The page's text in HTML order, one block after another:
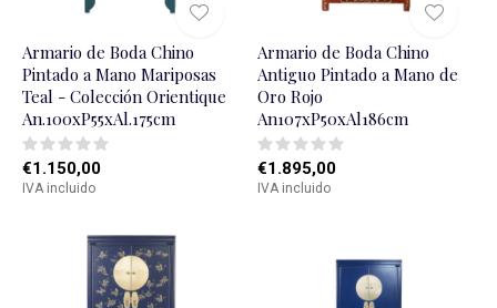
Armario de Boda Chino
Pintado a Mano Mariposas
Teal - Colección Orientique
An.100xP55xAl.175cm
€1.150,00
IVA incluido
Armario de Boda Chino
Antiguo Pintado a Mano de
Oro Rojo
An107xP50xAl186cm
€1.895,00
IVA incluido